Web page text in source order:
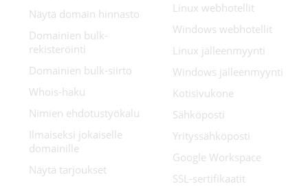
Näytä domain hinnasto
Domainien bulk-
rekisteröinti
Domainien bulk-siirto
Whois-haku
Nimien ehdotustyökalu
Ilmaiseksi jokaiselle
domainille
Näytä tarjoukset
Linux webhotellit
Windows webhotellit
Linux jälleenmyynti
Windows jälleenmyynti
Kotisivukone
Sähköposti
Yrityssähköposti
Google Workspace
SSL-sertifikaatit